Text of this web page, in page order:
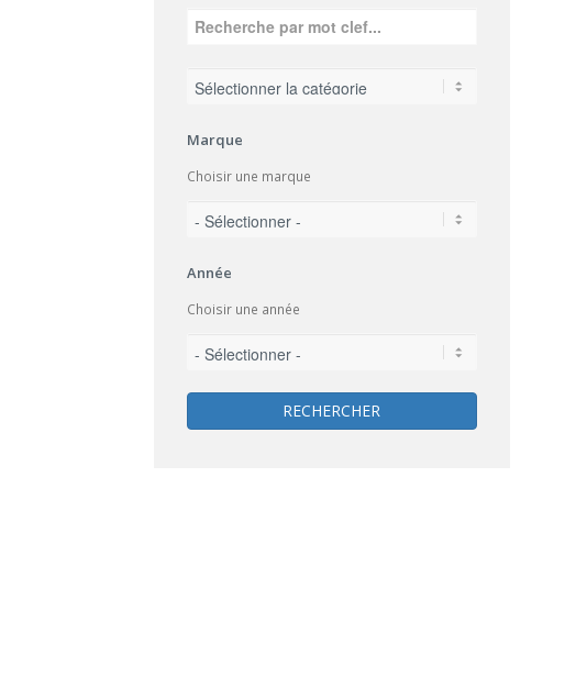
Marque
Choisir une marque
Année
Choisir une année
RECHERCHER